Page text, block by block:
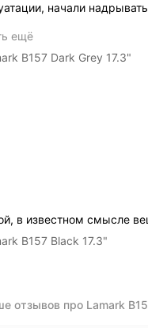
начали
ещё
B157 Dark Grey 17.3"
в известном смысле
B157 Black 17.3"
отзывов про Lamark